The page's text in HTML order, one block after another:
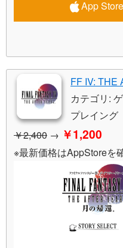
App
FF IV: THE
カテゴリ:
プレイング
￥2,400 → ￥1,200
※最新価格はAppStoreを